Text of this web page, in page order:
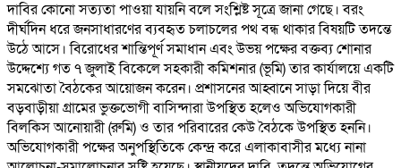
দাবির কোনো সত্যতা পাওয়া যায়নি বলে সংশ্লিষ্ট সূত্রে জানা গেছে। বরং
দীর্ঘদিন ধরে জনসাধারণের ব্যবহৃত চলাচলের পথ বন্ধ থাকার বিষয়টি তদন্তে
উঠে আসে। বিরোধের শান্তিপূর্ণ সমাধান এবং উভয় পক্ষের বক্তব্য শোনার
উদ্দেশ্যে গত ৭ জুলাই বিকেলে সহকারী কমিশনার (ভূমি) তার কার্যালয়ে একটি
সমঝোতা বৈঠকের আয়োজন করেন। প্রশাসনের আহ্বানে সাড়া দিয়ে বীর
বড়বাড়ীয়া গ্রামের ভুক্তভোগী বাসিন্দারা উপস্থিত হলেও অভিযোগকারী
বিলকিস আনোয়ারী (রুমি) ও তার পরিবারের কেউ বৈঠকে উপস্থিত হননি।
অভিযোগকারী পক্ষের অনুপস্থিতিকে কেন্দ্র করে এলাকাবাসীর মধ্যে নানা